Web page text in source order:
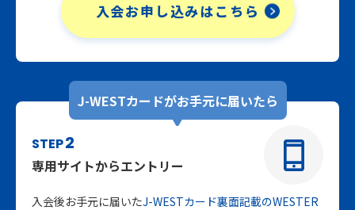
入会お申し込みはこちら
J-WESTカードがお手元に届いたら
STEP2
専用サイトからエントリー
入会後お手元に届いたJ-WESTカード裏面記載のWESTER